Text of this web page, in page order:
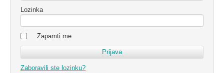
Lozinka
Zapamti me
Zaboravili ste lozinku?